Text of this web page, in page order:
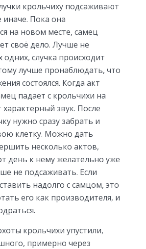
крольчиху подсаживают
иначе. Пока она
на новом месте, самец
своё дело. Лучше не
одних, случка происходит
лучше пронаблюдать, что
состоялся. Когда акт
падает с крольчихи на
характерный звук. После
нужно сразу забрать и
клетку. Можно дать
несколько актов,
день к нему желательно уже
не подсаживать. Если
надолго с самцом, это
его как производителя, и
крольчихи упустили,
примерно через